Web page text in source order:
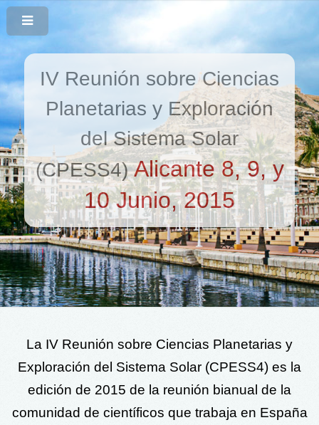
IV Reunión sobre Ciencias
Planetarias y Exploración
del Sistema Solar
(CPESS4) Alicante 8, 9, y
10 Junio, 2015
La IV Reunión sobre Ciencias Planetarias y
Exploración del Sistema Solar (CPESS4) es la
edición de 2015 de la reunión bianual de la
comunidad de científicos que trabaja en España